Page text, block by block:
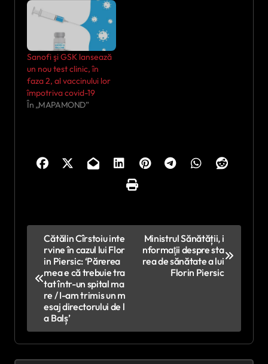
Sanofi şi GSK lansează
un nou test clinic, în
faza 2, al vaccinului lor
împotriva covid-19
În „MAPAMOND”
a
Cătălin Cîrstoiu inte
rvine în cazul lui Flor
in Piersic: ‘Părerea
mea e că trebuie tra
tat într-un spital ma
re / I-am trimis un m
esaj directorului de l
a Balș’
Ministrul Sănătății, i
nformaţii despre sta
rea de sănătate a lui
Florin Piersic